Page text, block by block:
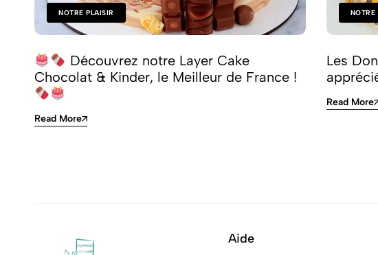
NOTRE PLAISIR
Découvrez notre Layer Cake
Chocolat & Kinder, le Meilleur de France !
Read More
NOTRE
Les
Read More
Aide